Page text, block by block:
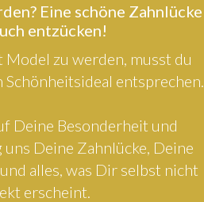
Eine schöne Zahnlücke
entzücken!
zu werden, musst du
Schönheitsideal entsprechen.
Deine Besonderheit und
Deine Zahnlücke, Deine
alles, was Dir selbst nicht
erscheint.